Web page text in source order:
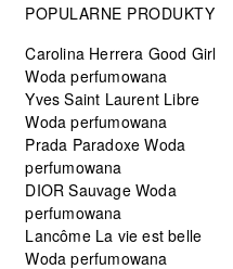
POPULARNE PRODUKTY
Carolina Herrera Good Girl
Woda perfumowana
Yves Saint Laurent Libre
Woda perfumowana
Prada Paradoxe Woda
perfumowana
DIOR Sauvage Woda
perfumowana
Lancôme La vie est belle
Woda perfumowana